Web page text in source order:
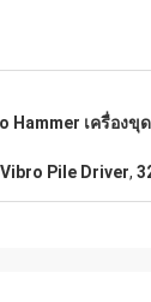
Hammer เครื่อง
Pile Driver,